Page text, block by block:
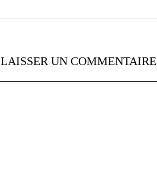
LAISSER UN COMMENTAIRE